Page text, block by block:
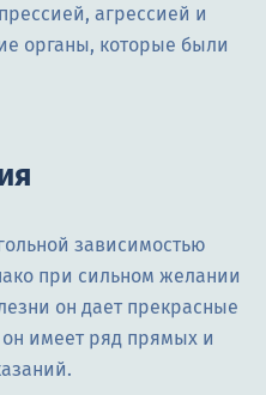
агрессией и
органы, которые были
зависимостью
при сильном желании
он дает прекрасные
имеет ряд прямых и